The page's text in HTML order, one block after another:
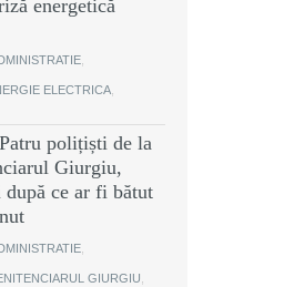
energetică
ELECTRICA
polițiști de la
Giurgiu,
ce ar fi bătut
GIURGIU